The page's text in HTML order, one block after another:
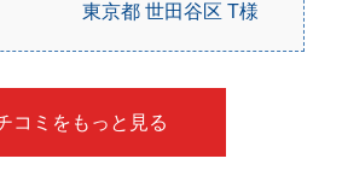
東京都 世田谷区 T様
コミをもっと見る